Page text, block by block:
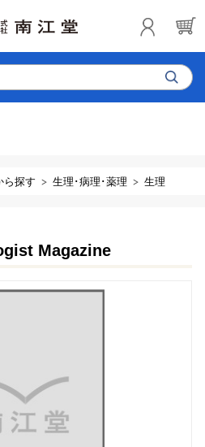
ら探す 生理･病理･薬理 生理
Magazine